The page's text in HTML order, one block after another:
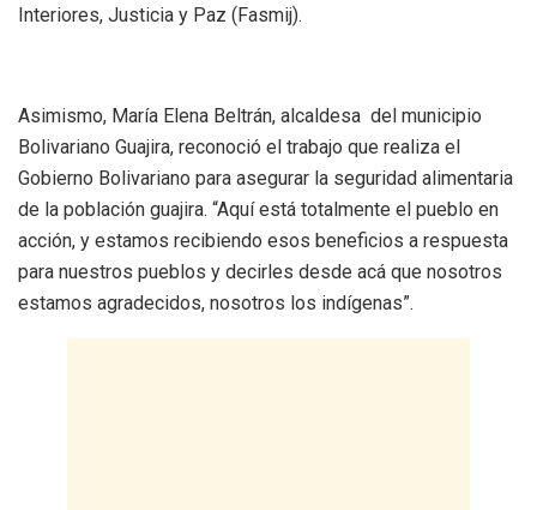
Interiores, Justicia y Paz (Fasmij).
Asimismo, María Elena Beltrán, alcaldesa del municipio
Bolivariano Guajira, reconoció el trabajo que realiza el
Gobierno Bolivariano para asegurar la seguridad alimentaria
de la población guajira. “Aquí está totalmente el pueblo en
acción, y estamos recibiendo esos beneficios a respuesta
para nuestros pueblos y decirles desde acá que nosotros
estamos agradecidos, nosotros los indígenas”.